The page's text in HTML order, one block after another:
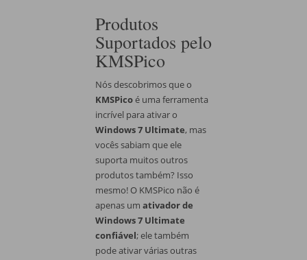
Produtos
Suportados pelo
KMSPico
Nós descobrimos que o
KMSPicoé uma ferramenta
incrível para ativar o
Windows 7 Ultimate, mas
vocês sabiam que ele
suporta muitos outros
produtos também? Isso
mesmo! O KMSPico não é
apenas um ativador de
Windows 7 Ultimate
confiável; ele também
pode ativar várias outras